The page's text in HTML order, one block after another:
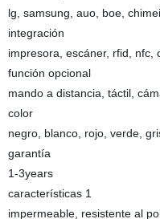
lg, samsung, auo, boe,
integración
impresora, escáner, rfid, nfc,
función opcional
mando a distancia, táctil,
color
negro, blanco, rojo, verde,
garantía
1-3years
características 1
impermeable, resistente al